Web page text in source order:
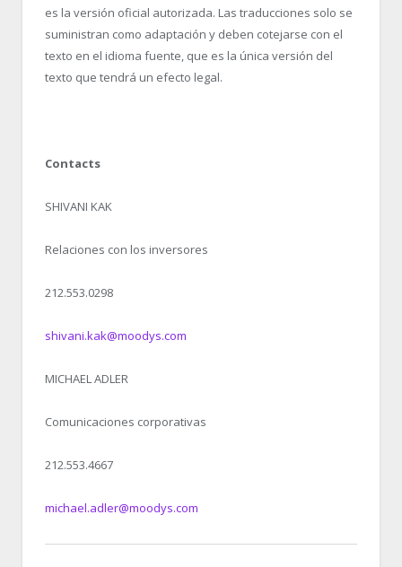
es la versión oficial autorizada. Las traducciones solo se
suministran como adaptación y deben cotejarse con el
texto en el idioma fuente, que es la única versión del
texto que tendrá un efecto legal.
Contacts
SHIVANI KAK
Relaciones con los inversores
212.553.0298
shivani.kak@moodys.com
MICHAEL ADLER
Comunicaciones corporativas
212.553.4667
michael.adler@moodys.com